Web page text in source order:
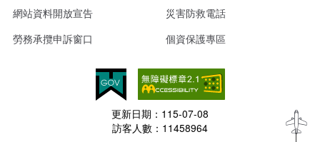
網站資料開放宣告
災害防救電話
勞務承攬申訴窗口
個資保護專區
更新日期： 115-07-08
訪客人數： 11458964